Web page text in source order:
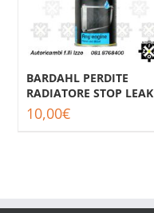
BARDAHL PERDITE
RADIATORE STOP LEAK
10,00€